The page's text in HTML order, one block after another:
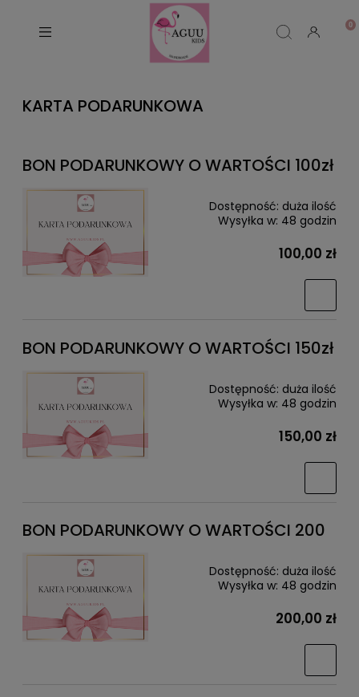
KARTA PODARUNKOWA
BON PODARUNKOWY O WARTOŚCI 100zł
Dostępność: duża ilość
Wysyłka w: 48 godzin
100,00 zł
BON PODARUNKOWY O WARTOŚCI 150zł
Dostępność: duża ilość
Wysyłka w: 48 godzin
150,00 zł
BON PODARUNKOWY O WARTOŚCI 200
Dostępność: duża ilość
Wysyłka w: 48 godzin
200,00 zł